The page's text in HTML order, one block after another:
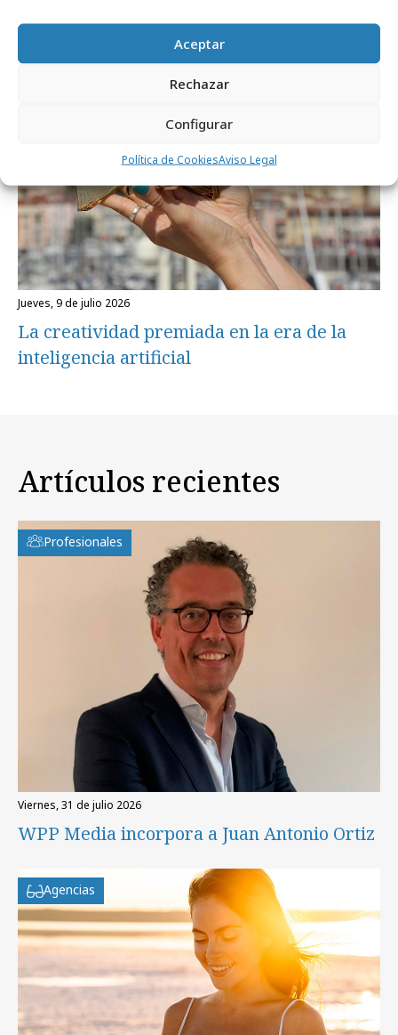
Aceptar
Rechazar
Configurar
Política de CookiesAviso Legal
Opinión
jueves, 9 de julio 2026
La creatividad premiada en la era de la
inteligencia artificial
Artículos recientes
Profesionales
viernes, 31 de julio 2026
WPP Media incorpora a Juan Antonio Ortiz
Agencias